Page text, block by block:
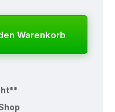
den
Warenkorb